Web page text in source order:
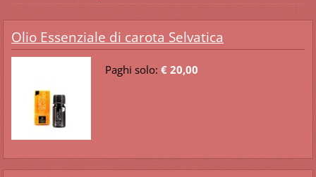
Olio Essenziale di carota Selvatica
Paghi solo: € 20,00